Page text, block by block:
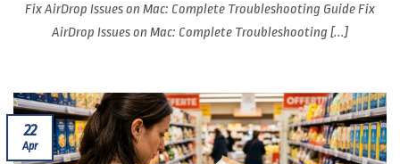
Fix AirDrop Issues on Mac: Complete Troubleshooting Guide Fix
AirDrop Issues on Mac: Complete Troubleshooting [...]
22
Apr